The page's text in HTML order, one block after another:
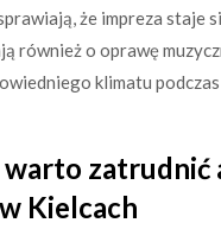
że impreza staje
również o oprawę
klimatu podczas
zatrudnić
Kielcach